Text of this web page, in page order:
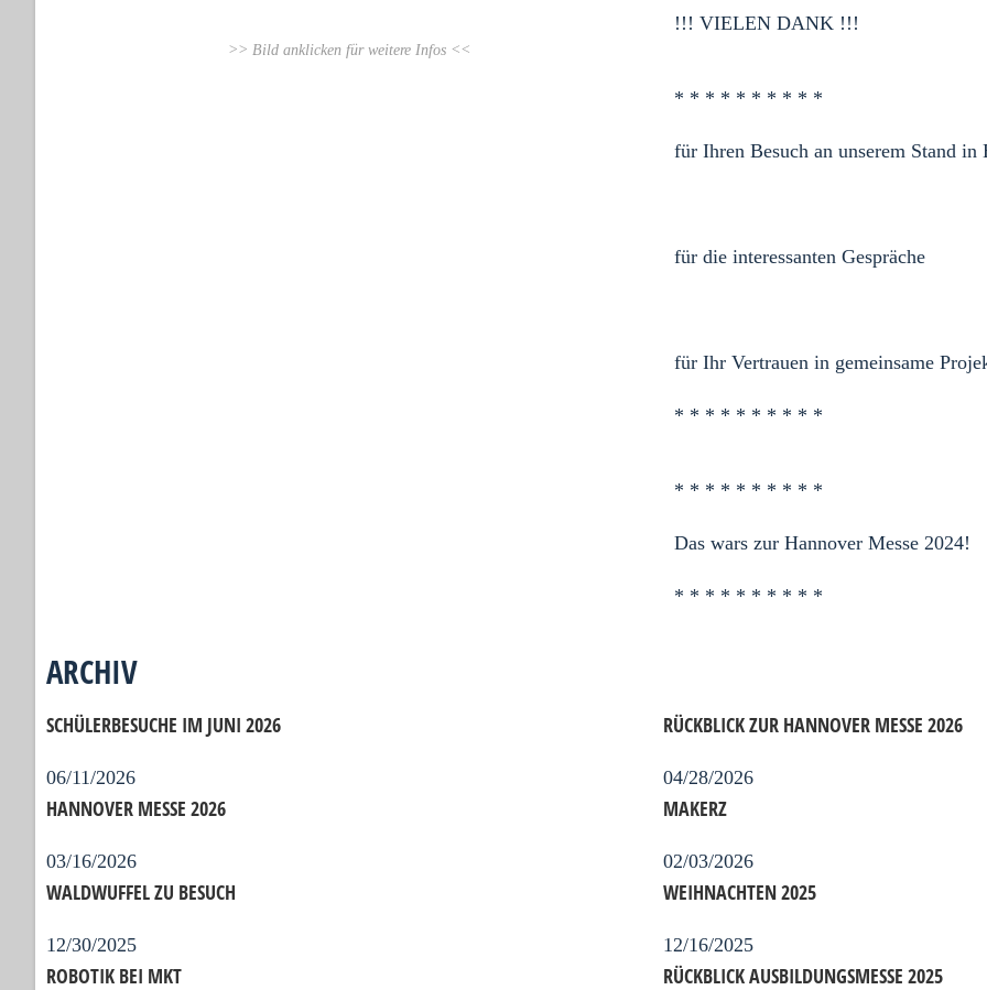
>> Bild anklicken für weitere Infos <<
!!! VIELEN DANK !!!
* * * * * * * * * *
für Ihren Besuch an unserem Stand in
für die interessanten Gespräche
für Ihr Vertrauen in gemeinsame
* * * * * * * * * *
* * * * * * * * * *
Das wars zur Hannover Messe 2024!
* * * * * * * * * *
ARCHIV
SCHÜLERBESUCHE IM JUNI 2026
06/11/2026
RÜCKBLICK ZUR HANNOVER MESSE 2026
04/28/2026
HANNOVER MESSE 2026
03/16/2026
MAKERZ
02/03/2026
WALDWUFFEL ZU BESUCH
12/30/2025
WEIHNACHTEN 2025
12/16/2025
ROBOTIK BEI MKT RÜCKBLICK AUSBILDUNGSMESSE 2025